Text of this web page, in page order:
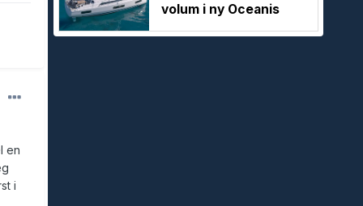
en
i
volum i ny Oceanis